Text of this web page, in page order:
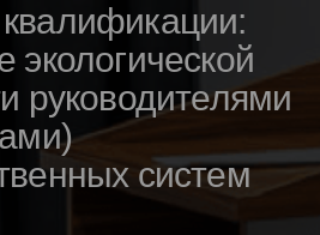
экологической
руководителями
систем